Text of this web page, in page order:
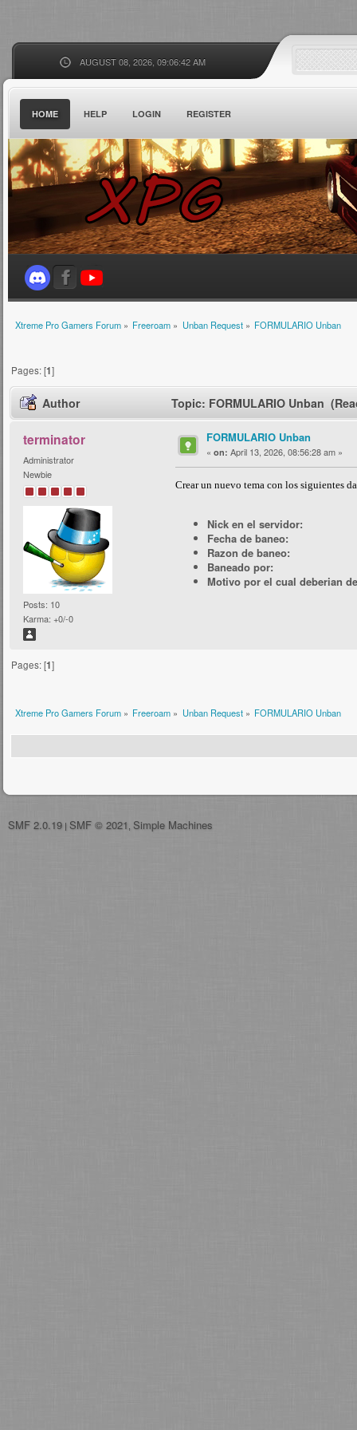
AUGUST 08, 2026, 09:06:42 AM
HOME HELP LOGIN REGISTER
Xtreme Pro Gamers Forum» Freeroam » Unban Request» FORMULARIO Unban
Pages: [1]
Author Topic: FORMULARIO Unban
terminator
Administrator
Newbie
Posts: 10
Karma: +0/-0
FORMULARIO Unban
« on: April 13, 2026, 08:56:28 am »
Crear un nuevo tema con los siguientes
Nick en el servidor:
Fecha de baneo:
Razon de baneo:
Baneado por:
Motivo por el cual deberian
Pages: [1]
Xtreme Pro Gamers Forum» Freeroam » Unban Request» FORMULARIO Unban
SMF 2.0.19 | SMF © 2021 Simple Machines